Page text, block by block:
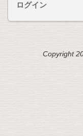
ログイン
Copyright